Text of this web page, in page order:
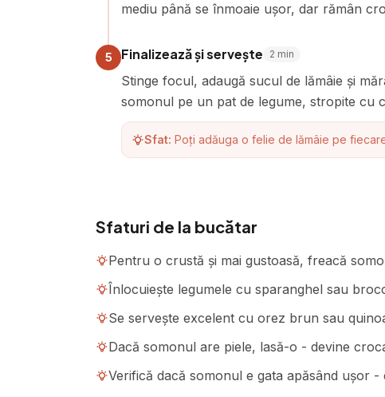
mediu până se înmoaie ușor, dar rămân
5 Finalizează și servește 2 min
Stinge focul, adaugă sucul de lămâie și
somonul pe un pat de legume, stropite cu
Sfat: Poți adăuga o felie de lămâie pe
Sfaturi de la bucătar
Pentru o crustă și mai gustoasă, freacă
Înlocuiește legumele cu sparanghel sau
Se servește excelent cu orez brun sau
Dacă somonul are piele, lasă-o - devine
Verifică dacă somonul e gata apăsând ușor